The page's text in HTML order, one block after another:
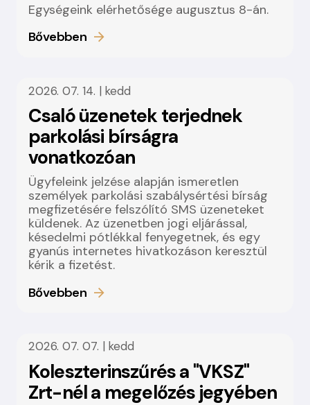
Egységeink elérhetősége augusztus 8-án.
Bővebben
2026. 07. 14. | kedd
Csaló üzenetek terjednek
parkolási bírságra
vonatkozóan
Ügyfeleink jelzése alapján ismeretlen
személyek parkolási szabálysértési bírság
megfizetésére felszólító SMS üzeneteket
küldenek. Az üzenetben jogi eljárással,
késedelmi pótlékkal fenyegetnek, és egy
gyanús internetes hivatkozáson keresztül
kérik a fizetést.
Bővebben
2026. 07. 07. | kedd
Koleszterinszűrés a "VKSZ"
Zrt-nél a megelőzés jegyében